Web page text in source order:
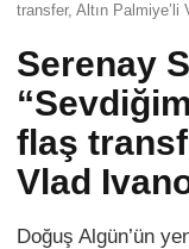
transfer, Altın
Serenay
flaş
Vlad
Doğuş Algün’ün